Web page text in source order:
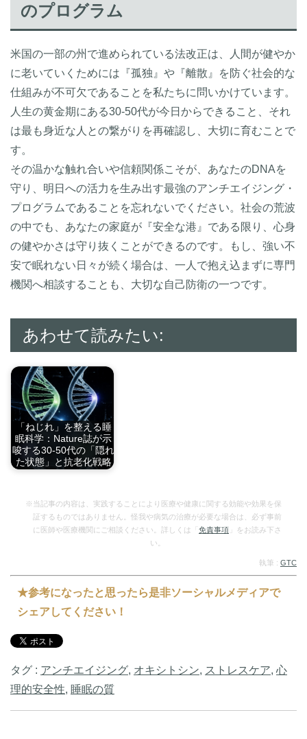
のプログラム
米国の一部の州で進められている法改正は、人間が健やか
に老いていくためには『孤独』や『離散』を防ぐ社会的な
仕組みが不可欠であることを私たちに問いかけています。
人生の黄金期にある30-50代が今日からできること、それ
は最も身近な人との繋がりを再確認し、大切に育むことで
す。
その温かな触れ合いや信頼関係こそが、あなたのDNAを
守り、明日への活力を生み出す最強のアンチエイジング・
プログラムであることを忘れないでください。社会の荒波
の中でも、あなたの家庭が『安全な港』である限り、心身
の健やかさは守り抜くことができるのです。もし、強い不
安で眠れない日々が続く場合は、一人で抱え込まずに専門
機関へ相談することも、大切な自己防衛の一つです。
あわせて読みたい:
「ねじれ」を整える睡
眠科学：Nature誌が示
唆する30-50代の「隠れ
た状態」と抗老化戦略
※当記事の内容は、実践することにより医療や健康に関する効能や効果を保
証するものではありません。怪我や病気の治療が必要な場合は、必ず事前
に医師や医療機関にご相談ください。詳しくは「 免責事項 」をお読み下さ
い。
執筆 : GTC
★参考になったと思ったら是非ソーシャルメディアで
シェアしてください！
タグ : アンチエイジング, オキシトシン, ストレスケア, 心
理的安全性, 睡眠の質